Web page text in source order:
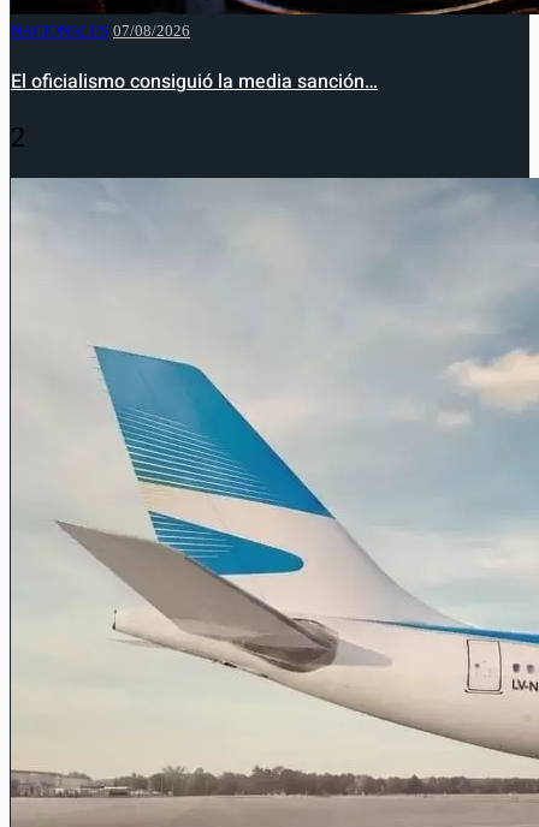
NACIONALES 07/08/2026
El oficialismo consiguió la media sanción…
2